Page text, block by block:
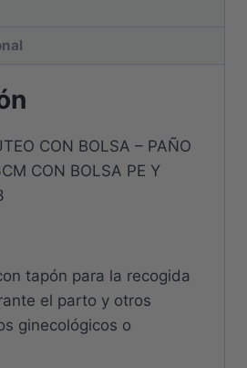
CON BOLSA – PAÑO
CON BOLSA PE Y
tapón para la recogida
el parto y otros
ginecológicos o